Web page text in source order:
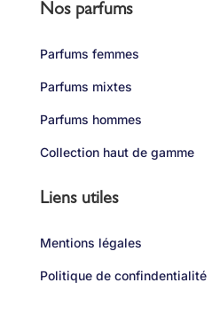
Nos parfums
Parfums femmes
Parfums mixtes
Parfums hommes
Collection haut de gamme
Liens utiles
Mentions légales
Politique de confindentialité